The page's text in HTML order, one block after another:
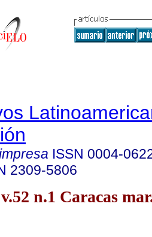
ISSN 0004-
2309-5806
n.1 Caracas